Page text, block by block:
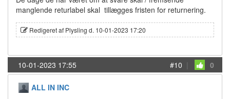
manglende returlabel skal tillægges fristen for returnering.
Redigeret af Plysling d. 10-01-2023 17:20
10-01-2023 17:55 #10 | 0
ALL IN INC